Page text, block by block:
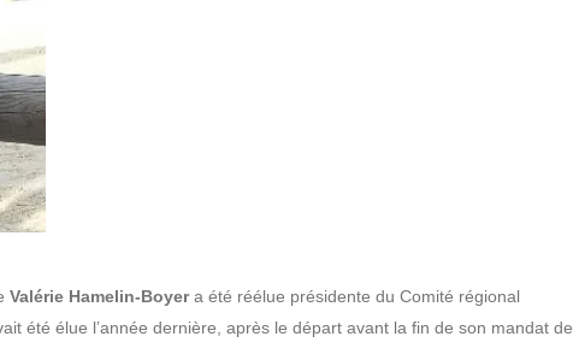
Valérie Hamelin-Boyera été réélue présidente du Comité régional
été élue l’année dernière, après le départ avant la fin de son mandat de